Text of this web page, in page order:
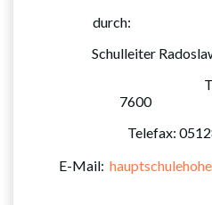
Schulleiter
Telefon:
Telefax:
E-Mail: